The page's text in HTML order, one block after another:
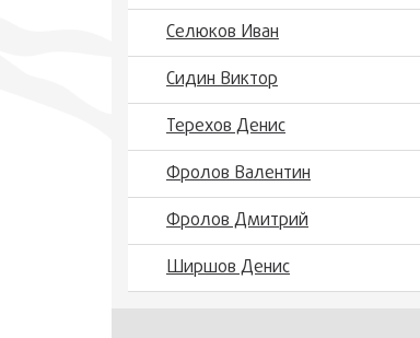
Селюков Иван
Сидин Виктор
Терехов Денис
Фролов Валентин
Фролов Дмитрий
Ширшов Денис